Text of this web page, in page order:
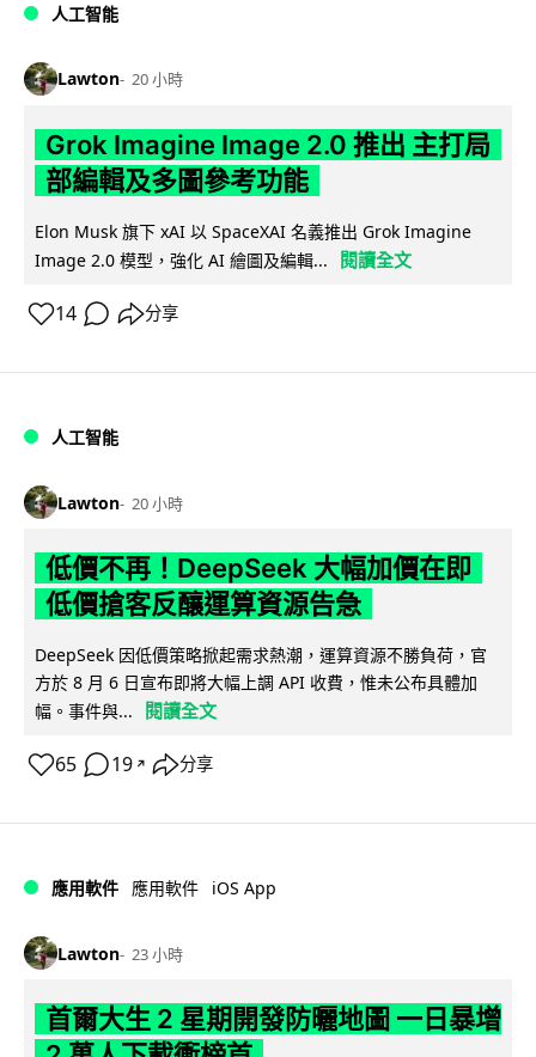
人工智能
Lawton 20 小時
Grok Imagine Image 2.0 推出 主打局
部編輯及多圖參考功能
Elon Musk 旗下 xAI 以 SpaceXAI 名義推出 Grok Imagine
Image 2.0 模型，強化 AI 繪圖及編輯...
閱讀全文
14 分享
人工智能
Lawton 20 小時
低價不再！DeepSeek 大幅加價在即
低價搶客反釀運算資源告急
DeepSeek 因低價策略掀起需求熱潮，運算資源不勝負荷，官
方於 8 月 6 日宣布即將大幅上調 API 收費，惟未公布具體加
幅。事件與...
閱讀全文
65 19 ↗ 分享
應用軟件 應用軟件 iOS App
Lawton 23 小時
首爾大生 2 星期開發防曬地圖 一日暴增